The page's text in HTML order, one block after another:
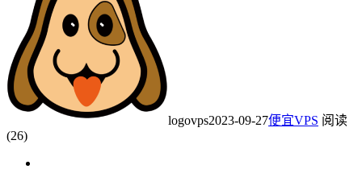
logovps2023-09-27便宜VPS 阅读
(26)